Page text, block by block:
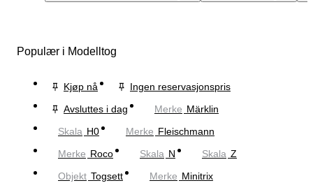
Populær i Modelltog
Kjøp nå
Ingen reservasjonspris
Avsluttes i dag
Merke Märklin
Skala H0 Merke Fleischmann
Merke Roco Skala N Skala Z
Objekt Togsett Merke Minitrix